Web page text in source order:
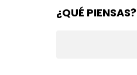
¿QUÉ PIENSAS?